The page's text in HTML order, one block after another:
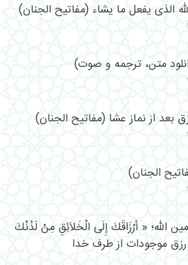
الذی یفعل ما یشاء (مفاتیح الجنان)
متن، ترجمه و صوت)
بعد از نماز عشا (مفاتیح الجنان)
الجنان)
الله؛ « أَرْزَاقَكَ إِلَى الْخَلاَئِقِ مِنْ لَدُنْكَ
رزق موجودات از طرف خدا